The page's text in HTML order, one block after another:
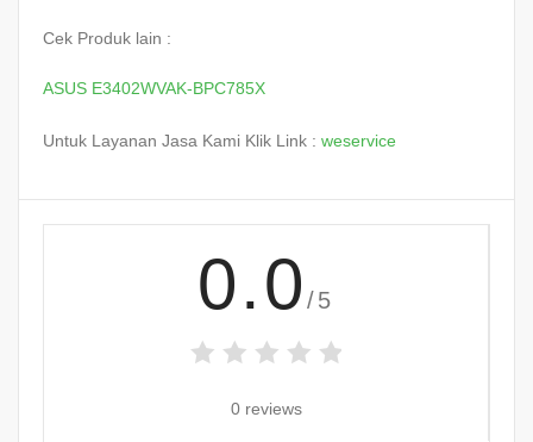
Cek Produk lain :
ASUS E3402WVAK-BPC785X
Untuk Layanan Jasa Kami Klik Link : weservice
0.0 /5
0 reviews